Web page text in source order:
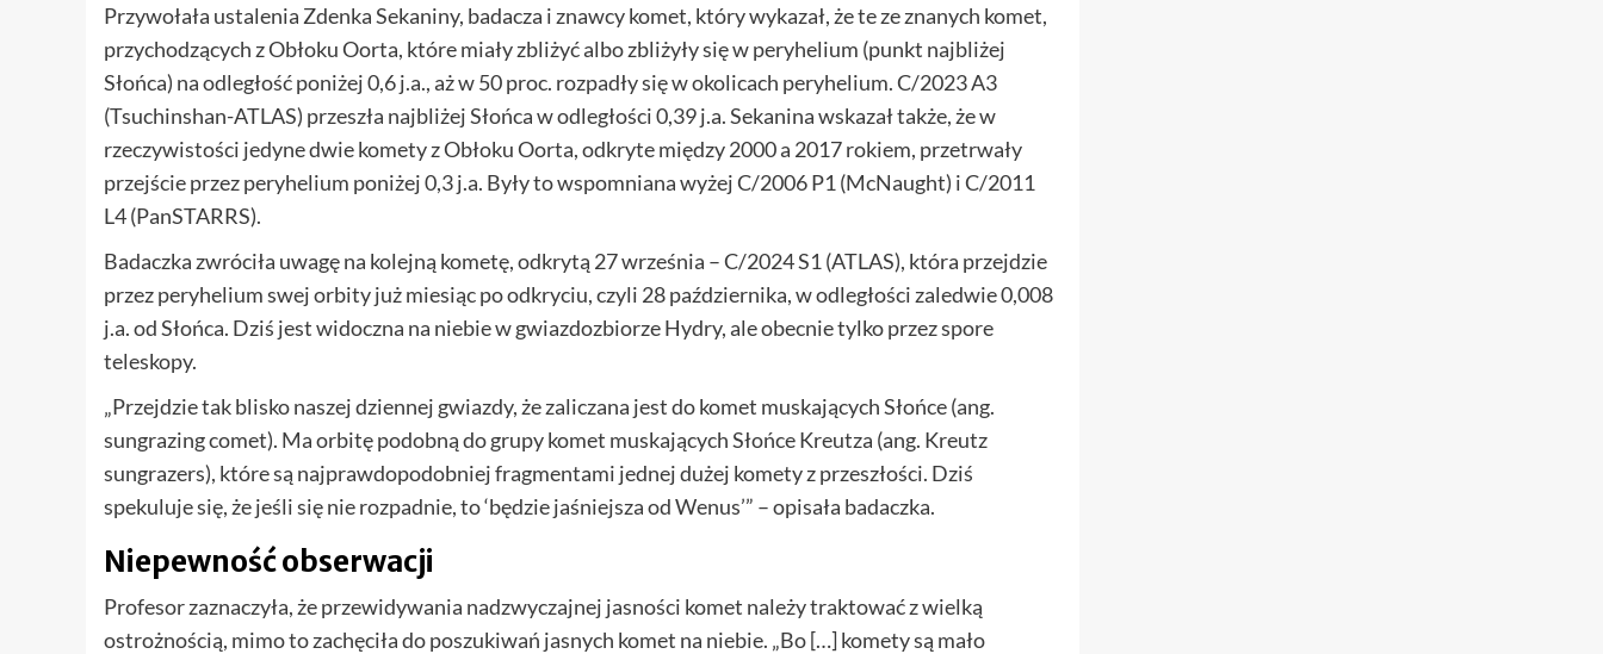
Przywołała ustalenia Zdenka Sekaniny, badacza i znawcy komet, który wykazał, że te ze znanych komet,
przychodzących z Obłoku Oorta, które miały zbliżyć albo zbliżyły się w peryhelium (punkt najbliżej
Słońca) na odległość poniżej 0,6 j.a., aż w 50 proc. rozpadły się w okolicach peryhelium. C/2023 A3
(Tsuchinshan-ATLAS) przeszła najbliżej Słońca w odległości 0,39 j.a. Sekanina wskazał także, że w
rzeczywistości jedyne dwie komety z Obłoku Oorta, odkryte między 2000 a 2017 rokiem, przetrwały
przejście przez peryhelium poniżej 0,3 j.a. Były to wspomniana wyżej C/2006 P1 (McNaught) i C/2011
L4 (PanSTARRS).
Badaczka zwróciła uwagę na kolejną kometę, odkrytą 27 września – C/2024 S1 (ATLAS), która przejdzie
przez peryhelium swej orbity już miesiąc po odkryciu, czyli 28 października, w odległości zaledwie 0,008
j.a. od Słońca. Dziś jest widoczna na niebie w gwiazdozbiorze Hydry, ale obecnie tylko przez spore
teleskopy.
„Przejdzie tak blisko naszej dziennej gwiazdy, że zaliczana jest do komet muskających Słońce (ang.
sungrazing comet). Ma orbitę podobną do grupy komet muskających Słońce Kreutza (ang. Kreutz
sungrazers), które są najprawdopodobniej fragmentami jednej dużej komety z przeszłości. Dziś
spekuluje się, że jeśli się nie rozpadnie, to ‘będzie jaśniejsza od Wenus’” – opisała badaczka.
Niepewność obserwacji
Profesor zaznaczyła, że przewidywania nadzwyczajnej jasności komet należy traktować z wielką
ostrożnością, mimo to zachęciła do poszukiwań jasnych komet na niebie. „Bo […] komety są mało